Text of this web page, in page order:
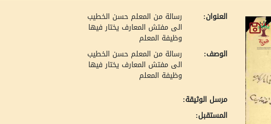
العنوان: رسالة من المعلم حسن الخطيب
الى مفتش المعارف يختار فيها
وظيفة المعلم
الوصف:
رسالة من المعلم حسن الخطيب
الى مفتش المعارف يختار فيها
وظيفة المعلم
مرسل الوثيقة:
المستقبل: